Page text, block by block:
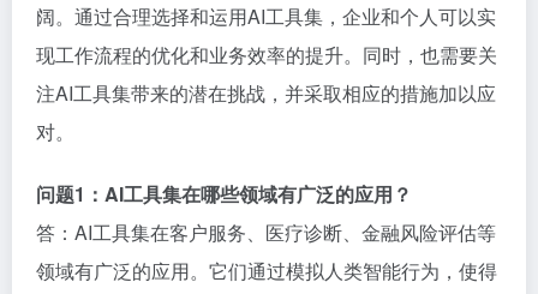
阔。通过合理选择和运用AI工具集，企业和个人可以实
现工作流程的优化和业务效率的提升。同时，也需要关
注AI工具集带来的潜在挑战，并采取相应的措施加以应
对。
问题1：AI工具集在哪些领域有广泛的应用？
答：AI工具集在客户服务、医疗诊断、金融风险评估等
领域有广泛的应用。它们通过模拟人类智能行为，使得